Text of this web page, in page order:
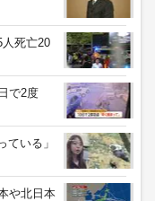
死亡20
で2度
ている」
や北日本